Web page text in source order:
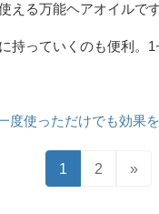
える万能ヘアオイルで
持っていくのも便利。
度使っただけでも効果
1 2 »